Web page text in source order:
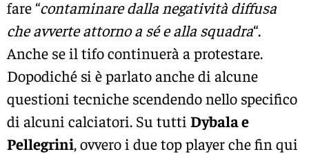
fare “contaminare dalla negatività diffusa
che avverte attorno a sé e alla squadra“.
Anche se il tifo continuerà a protestare.
Dopodiché si è parlato anche di alcune
questioni tecniche scendendo nello specifico
di alcuni calciatori. Su tutti Dybala e
Pellegrini, ovvero i due top player che fin qui